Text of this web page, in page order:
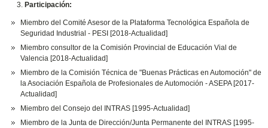
Participación:
Miembro del Comité Asesor de la Plataforma Tecnológica Española de
Seguridad Industrial - PESI [2018-Actualidad]
Miembro consultor de la Comisión Provincial de Educación Vial de
Valencia [2018-Actualidad]
Miembro de la Comisión Técnica de "Buenas Prácticas en Automoción" de
la Asociación Española de Profesionales de Automoción - ASEPA [2017-
Actualidad]
Miembro del Consejo del INTRAS [1995-Actualidad]
Miembro de la Junta de Dirección/Junta Permanente del INTRAS [1995-